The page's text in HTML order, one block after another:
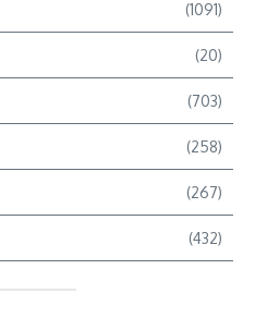
(1091)
(20)
(703)
(258)
(267)
(432)